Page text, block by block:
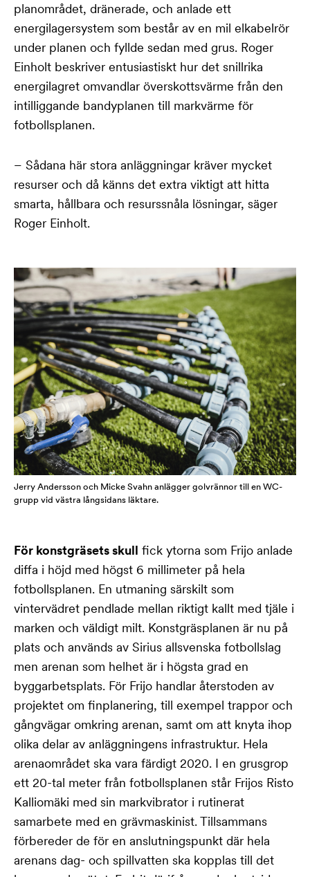
planområdet, dränerade, och anlade ett
energilagersystem som består av en mil elkabelrör
under planen och fyllde sedan med grus. Roger
Einholt beskriver entusiastiskt hur det snillrika
energilagret omvandlar överskottsvärme från den
intilliggande bandyplanen till markvärme för
fotbollsplanen.
– Sådana här stora anläggningar kräver mycket
resurser och då känns det extra viktigt att hitta
smarta, hållbara och resurssnåla lösningar, säger
Roger Einholt.
Jerry Andersson och Micke Svahn anlägger golvrännor till en WC-
grupp vid västra långsidans läktare.
För konstgräsets skull fick ytorna som Frijo anlade
diffa i höjd med högst 6 millimeter på hela
fotbollsplanen. En utmaning särskilt som
vintervädret pendlade mellan riktigt kallt med tjäle i
marken och väldigt milt. Konstgräsplanen är nu på
plats och används av Sirius allsvenska fotbollslag
men arenan som helhet är i högsta grad en
byggarbetsplats. För Frijo handlar återstoden av
projektet om finplanering, till exempel trappor och
gångvägar omkring arenan, samt om att knyta ihop
olika delar av anläggningens infrastruktur. Hela
arenaområdet ska vara färdigt 2020. I en grusgrop
ett 20-tal meter från fotbollsplanen står Frijos Risto
Kalliomäki med sin markvibrator i rutinerat
samarbete med en grävmaskinist. Tillsammans
förbereder de för en anslutningspunkt där hela
arenans dag- och spillvatten ska kopplas till det